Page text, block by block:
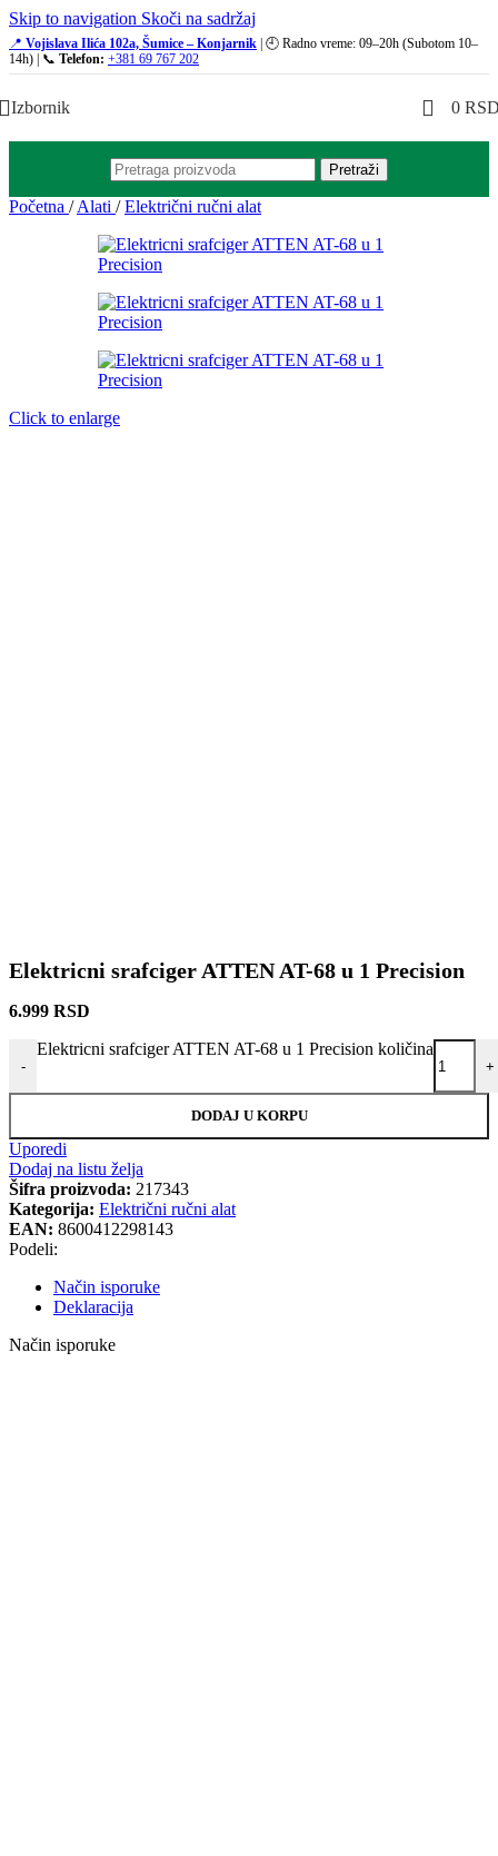
Skip to navigation Skoči na sadržaj
📍 Vojislava Ilića 102a, Šumice – Konjarnik | 🕘 Radno vreme: 09–20h (Subotom 10–
14h) | 📞 Telefon: +381 69 767 202
Izbornik 0
Pretraži
Početna / Alati / Električni ručni alat
Click to enlarge
Elektricni srafciger ATTEN AT-68 u 1 Precision
6.999 RSD
-
Elektricni srafciger ATTEN AT-68 u 1 Precision količina
+
DODAJ U KORPU
Uporedi
Dodaj na listu želja
Šifra proizvoda: 217343
Kategorija: Električni ručni alat
EAN: 8600412298143
Podeli:
Način isporuke
Deklaracija
Način isporuke